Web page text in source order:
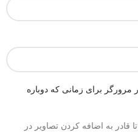
مرورگر برای زمانی که دوباره
قادر به اضافه کردن تصاویر در